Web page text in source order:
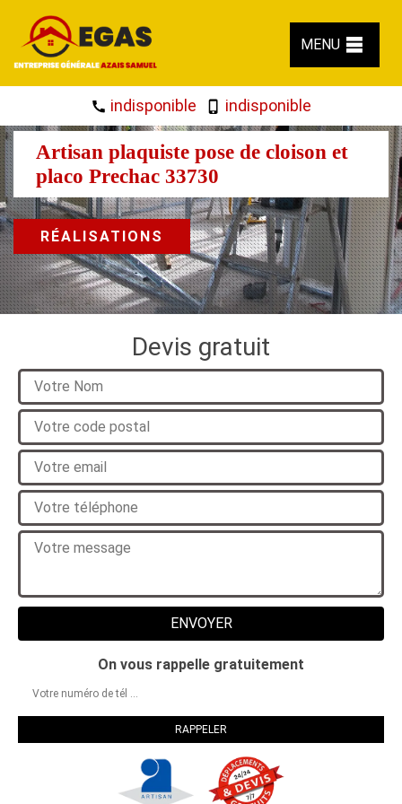
MENU
indisponible indisponible
Artisan plaquiste pose de cloison et
placo Prechac 33730
RÉALISATIONS
Devis gratuit
On vous rappelle gratuitement